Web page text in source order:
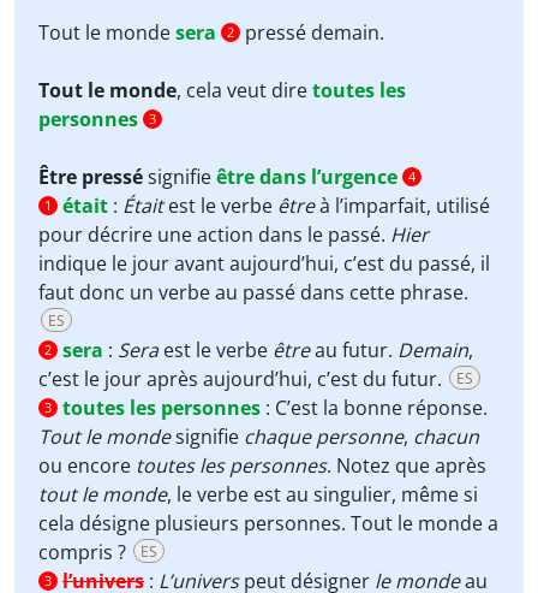
Tout le mondesera 2 pressé demain.
Tout le monde, cela veut diretoutes les
personnes 3
Être pressésignifieêtre dans l’urgence 4
1
était : Étaitest le verbe êtreà l’imparfait, utilisé
pour décrire une action dans le passé. Hier
indique le jour avant aujourd’hui, c’est du passé, il
faut donc un verbe au passé dans cette phrase.
ES
2 sera : Seraest le verbe êtreau futur. Demain,
c’est le jour après aujourd’hui, c’est du futur.
ES
3 toutes les personnes : C’est la bonne réponse.
Tout le mondesignifie chaque personne, chacun
ou encore toutes les personnes. Notez que après
tout le monde, le verbe est au singulier, même si
cela désigne plusieurs personnes. Tout le monde a
compris ?
ES
3 l’univers : L’universpeut désigner le mondeau